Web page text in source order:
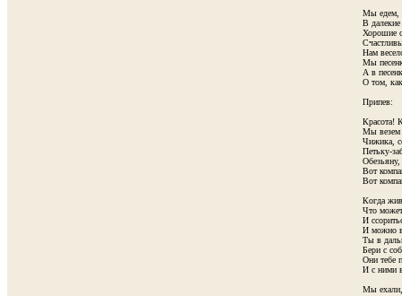
Мы едем,
В
Хорошие
Нам
Мы
А в
О том,
Припев:
Красота!
Мы везем
Чижика,
Петьку-
Вот
Вот
Когда
Что
И
И можно
Ты в
Бери с
Они тебе
И с ними
Мы